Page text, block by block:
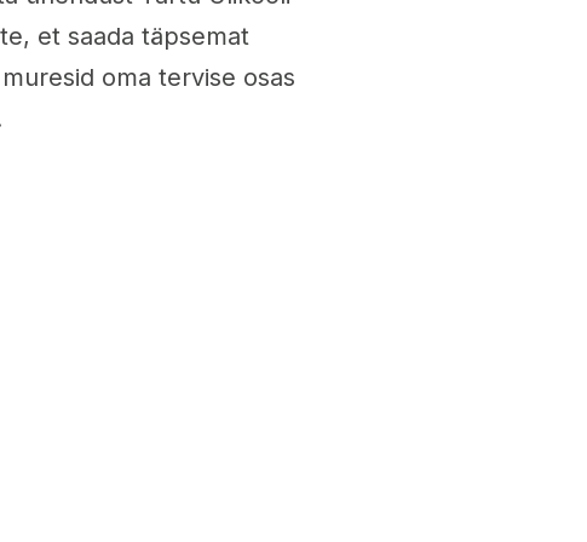
et saada täpsemat
oma tervise osas